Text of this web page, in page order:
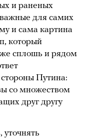
и раненых
для самих
и сама картина
который
сплошь и рядом
Путина:
со множеством
друг другу
уточнять